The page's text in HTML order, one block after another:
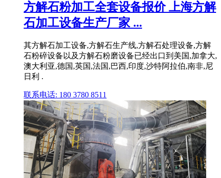
方解石粉加工全套设备报价 上海方解
石加工设备生产厂家 ...
其方解石加工设备,方解石生产线,方解石处理设备,方解
石粉碎设备以及方解石粉磨设备已经出口到美国,加拿大,
澳大利亚,德国,英国,法国,巴西,印度,沙特阿拉伯,南非,尼
日利 .
联系电话: 180 3780 8511